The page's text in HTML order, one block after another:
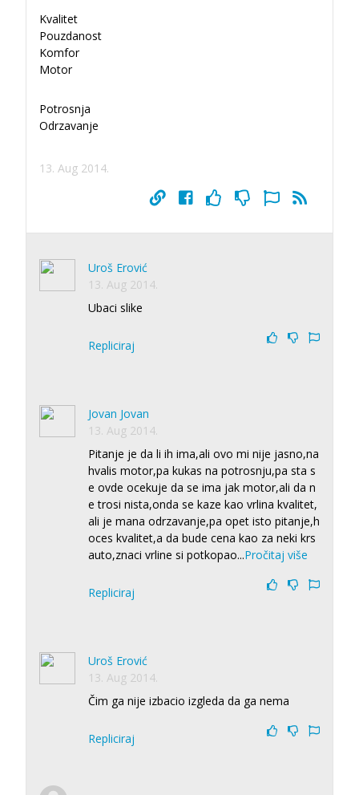
Kvalitet
Pouzdanost
Komfor
Motor
Potrosnja
Odrzavanje
13. Aug 2014.
Uroš Erović
13. Aug 2014.
Ubaci slike
Repliciraj
Jovan Jovan
13. Aug 2014.
Pitanje je da li ih ima,ali ovo mi nije jasno,na
hvalis motor,pa kukas na potrosnju,pa sta s
e ovde ocekuje da se ima jak motor,ali da n
e trosi nista,onda se kaze kao vrlina kvalitet,
ali je mana odrzavanje,pa opet isto pitanje,h
oces kvalitet,a da bude cena kao za neki krs
auto,znaci vrline si potkopao...Pročitaj više
Repliciraj
Uroš Erović
13. Aug 2014.
Čim ga nije izbacio izgleda da ga nema
Repliciraj